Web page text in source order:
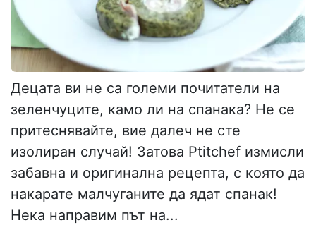
Децата ви не са големи почитатели на
зеленчуците, камо ли на спанака? Не се
притеснявайте, вие далеч не сте
изолиран случай! Затова Ptitchef измисли
забавна и оригинална рецепта, с която да
накарате малчуганите да ядат спанак!
Нека направим път на...